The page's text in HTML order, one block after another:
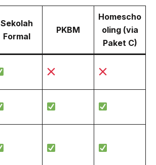
Sekolah
Formal
PKBM
Homescho
oling (via
Paket C)